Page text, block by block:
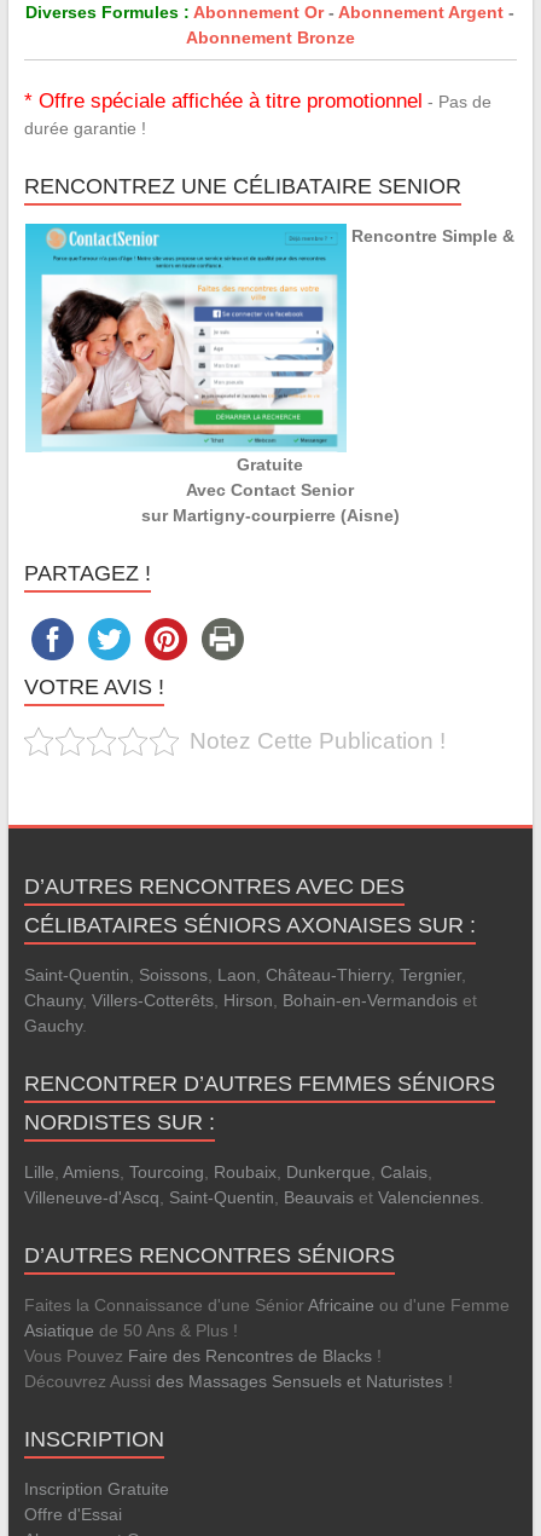
Diverses Formules : Abonnement Or-Abonnement Argent -
Abonnement Bronze
* Offre spéciale affichée à titre promotionnel - Pas de
durée garantie !
RENCONTREZ UNE CÉLIBATAIRE SENIOR
Rencontre Simple &
Gratuite
Avec Contact Senior
sur Martigny-courpierre (Aisne)
PARTAGEZ !
VOTRE AVIS !
Notez Cette Publication !
D’AUTRES RENCONTRES AVEC DES
CÉLIBATAIRES SÉNIORS AXONAISES SUR :
Saint-Quentin Soissons, Laon Château-Thierry, Tergnier,
Chauny, Villers-Cotterêts, Hirson Bohain-en-Vermandoiset
Gauchy.
RENCONTRER D’AUTRES FEMMES SÉNIORS
NORDISTES SUR :
Lille Amiens, Tourcoing Roubaix, Dunkerque Calais,
Villeneuve-d'Ascq
Saint-Quentin Beauvaiset Valenciennes.
D’AUTRES RENCONTRES SÉNIORS
Faites la Connaissance d'une SéniorAfricaine ou d'une Femme
Asiatique de 50 Ans & Plus !
Vous Pouvez Faire des Rencontres de Blacks!
Découvrez Aussi des Massages Sensuels et Naturistes!
INSCRIPTION
Inscription Gratuite
Offre d'Essai